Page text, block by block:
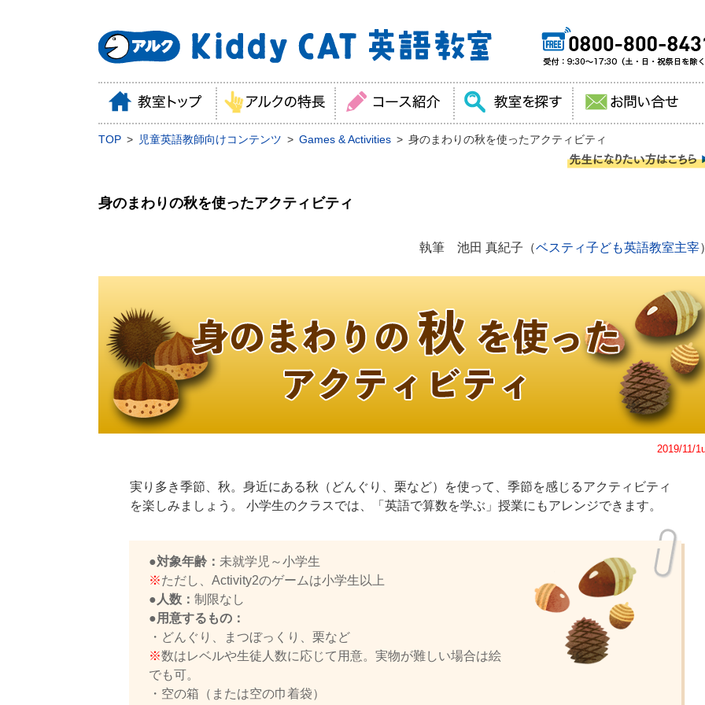
TOP 児童英語教師向けコンテンツ Games & Activities 身のまわりの秋を使ったアクティビティ
身のまわりの秋を使ったアクティビティ
執筆 池田 真紀子（ベスティ子ども英語教室主宰
2019/11/
実り多き季節、秋。身近にある秋（どんぐり、栗など）を使って、季節を感じるアクティビティ
を楽しみましょう。 小学生のクラスでは、「英語で算数を学ぶ」授業にもアレンジできます。
●対象年齢： 未就学児～小学生
※ただし、Activity2のゲームは小学生以上
●人数： 制限なし
●用意するもの：
・どんぐり、まつぼっくり、栗など
※数はレベルや生徒人数に応じて用意。実物が難しい場合は絵
でも可。
・空の箱（または空の巾着袋）